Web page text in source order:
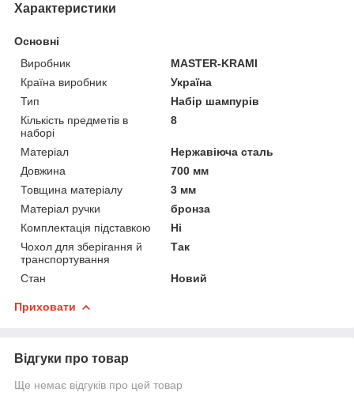
Характеристики
Основні
Виробник
MASTER-KRAMI
Країна виробник
Україна
Тип
Набір шампурів
Кількість предметів в
наборі
8
Матеріал
Нержавіюча сталь
Довжина
700 мм
Товщина матеріалу
3 мм
Матеріал ручки
бронза
Комплектація підставкою
Ні
Чохол для зберігання й
транспортування
Так
Стан Новий
Приховати
Відгуки про товар
Ще немає відгуків про цей товар